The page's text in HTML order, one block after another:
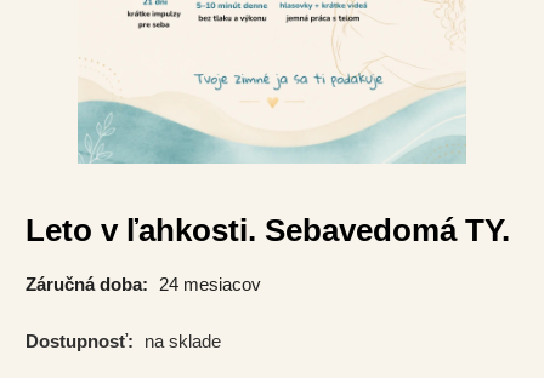
Leto v ľahkosti. Sebavedomá TY.
Záručná doba: 24 mesiacov
Dostupnosť: na sklade